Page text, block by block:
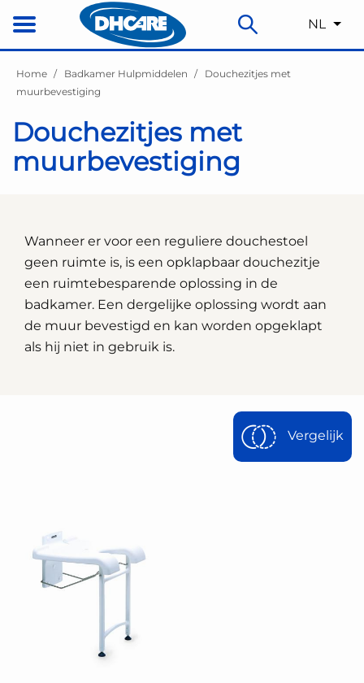
NL
Home Badkamer Hulpmiddelen
Douchezitjes met
muurbevestiging
Douchezitjes met
muurbevestiging
Wanneer er voor een reguliere douchestoel
geen ruimte is, is een opklapbaar douchezitje
een ruimtebesparende oplossing in de
badkamer. Een dergelijke oplossing wordt aan
de muur bevestigd en kan worden opgeklapt
als hij niet in gebruik is.
Vergelijk